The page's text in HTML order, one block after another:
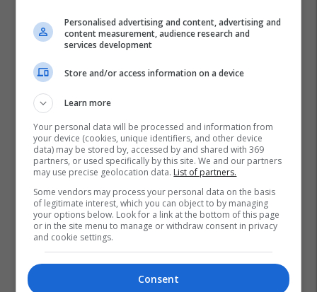
Policia E Kosovës Prokuroria Speciale E Kosovës
Personalised advertising and content, advertising and
content measurement, audience research and
services development
Store and/or access information on a device
Learn more
Your personal data will be processed and information from
your device (cookies, unique identifiers, and other device
data) may be stored by, accessed by and shared with 369
partners, or used specifically by this site. We and our partners
may use precise geolocation data. List of partners.
Some vendors may process your personal data on the basis
of legitimate interest, which you can object to by managing
your options below. Look for a link at the bottom of this page
or in the site menu to manage or withdraw consent in privacy
and cookie settings.
Consent